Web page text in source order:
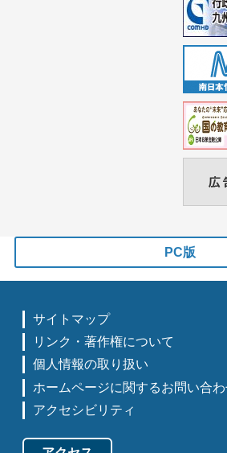
PC版
サイトマップ
リンク・著作権について
個人情報の取り扱い
ホームページに関するお問い合
アクセシビリティ